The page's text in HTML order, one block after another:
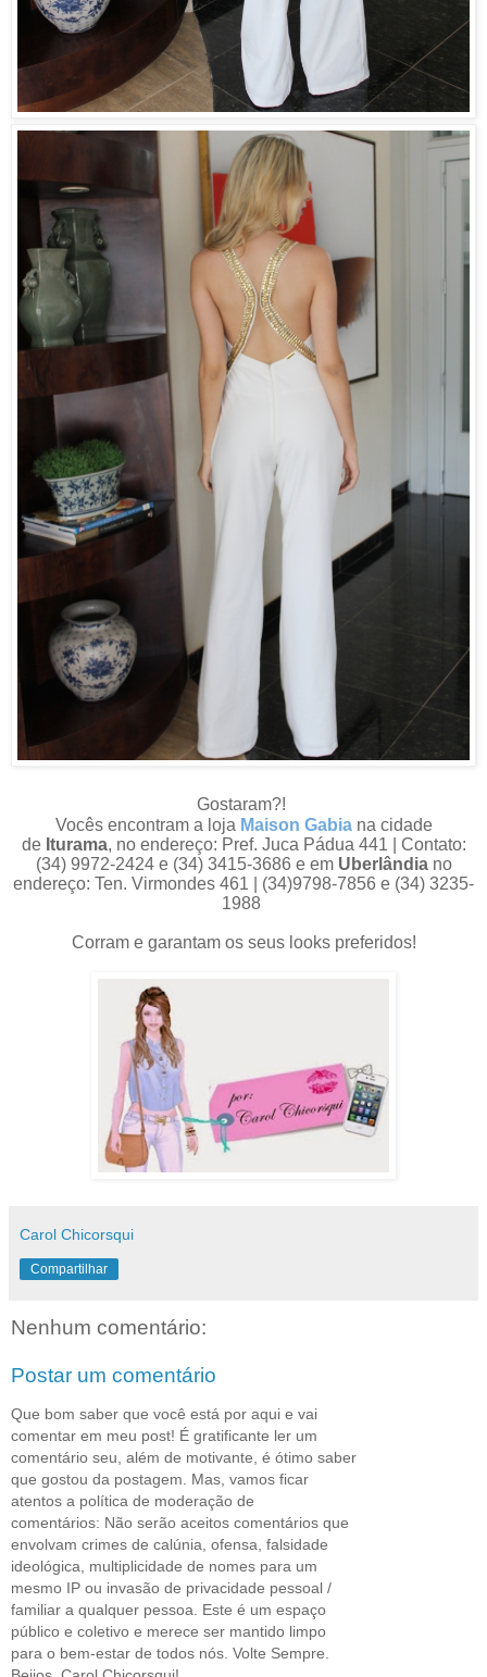
Gostaram?!
Vocês encontram a loja Maison Gabiana cidade
de Iturama, no endereço: Pref. Juca Pádua 441 | Contato:
(34) 9972-2424 e (34) 3415-3686 e em Uberlândiano
endereço: Ten. Virmondes 461 | (34)9798-7856 e (34) 3235-
1988
Corram e garantam os seus looks preferidos!
Carol Chicorsqui
Compartilhar
Nenhum comentário:
Postar um comentário
Que bom saber que você está por aqui e vai
comentar em meu post! É gratificante ler um
comentário seu, além de motivante, é ótimo saber
que gostou da postagem. Mas, vamos ficar
atentos a política de moderação de
comentários: Não serão aceitos comentários que
envolvam crimes de calúnia, ofensa, falsidade
ideológica, multiplicidade de nomes para um
mesmo IP ou invasão de privacidade pessoal /
familiar a qualquer pessoa. Este é um espaço
público e coletivo e merece ser mantido limpo
para o bem-estar de todos nós. Volte Sempre.